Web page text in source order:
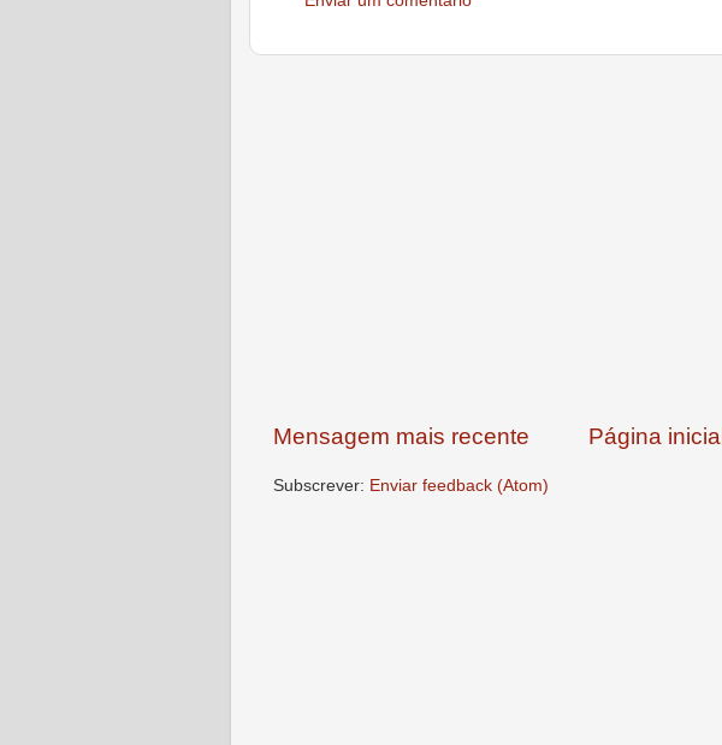
Mensagem mais recente Página inicial
Subscrever: Enviar feedback (Atom)